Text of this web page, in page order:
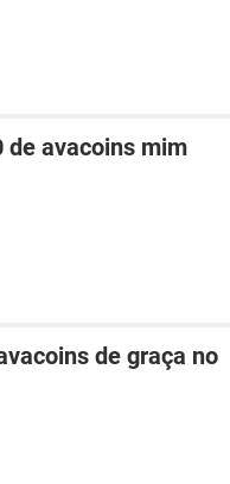
de avacoins mim
de graça no